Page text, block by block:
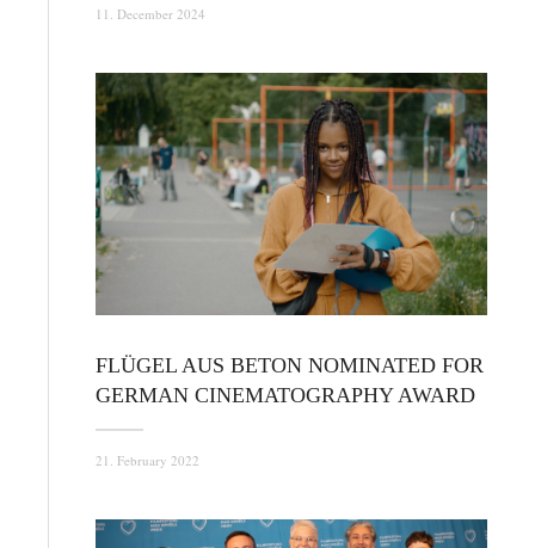
11. December 2024
FLÜGEL AUS BETON NOMINATED FOR
GERMAN CINEMATOGRAPHY AWARD
21. February 2022